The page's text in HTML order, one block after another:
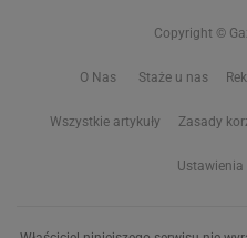
Copyright ©
O Nas Staże u nas
Wszystkie artykuły Zasady